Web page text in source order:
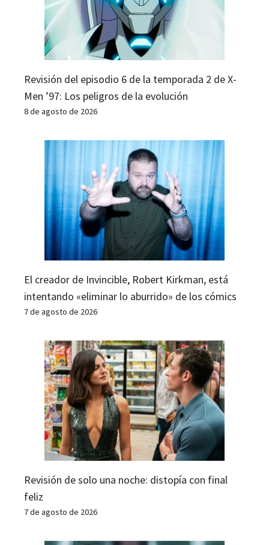
Revisión del episodio 6 de la temporada 2 de X-
Men ’97: Los peligros de la evolución
8 de agosto de 2026
El creador de Invincible, Robert Kirkman, está
intentando «eliminar lo aburrido» de los cómics
7 de agosto de 2026
Revisión de solo una noche: distopía con final
feliz
7 de agosto de 2026